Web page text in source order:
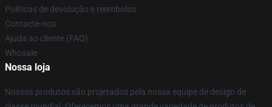
Políticas de devolução e reembolso
Contacte-nos
Ajuda ao cliente (FAQ)
Whosale
Nossa loja
Nossos produtos são projetados pela nossa equipe de design de